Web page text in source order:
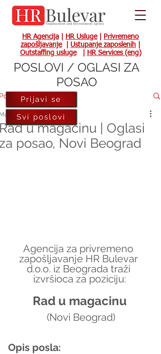
HR Agencija HR Usluge|
Privremeno
zapošljavanje| Ustupanje zaposlenih
Outstaffing usluge| HR Services (eng)
u magacinu | Oglasi
posao, Novi Beograd
8, 2022
Agencija za privremeno
zapošljavanje HR Bulevar
d.o.o. iz Beograda traži
izvršioca za poziciju:
Rad u magacinu
(Novi Beograd)
Opis posla:
Prijavi se
Svi poslovi
POSLOVI / OGLASI ZA
POSAO